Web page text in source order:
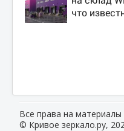
что
Все права на материалы
© Кривое зеркало.ру,